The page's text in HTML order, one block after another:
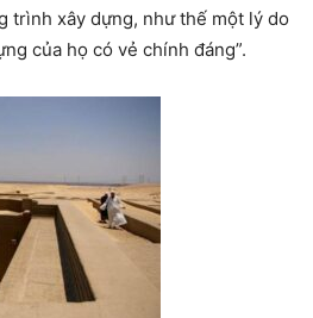
trình xây dựng, như thế một lý do
của họ có vẻ chính đáng”.